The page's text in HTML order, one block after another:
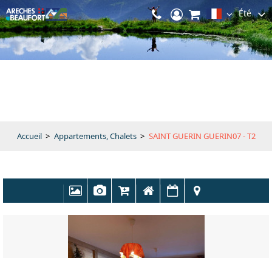
Été
Accueil > Appartements, Chalets > SAINT GUERIN GUERIN07 - T2